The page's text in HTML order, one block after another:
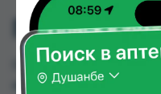
ГАРМОНИЯ СИРОП
аптеках, Саховати